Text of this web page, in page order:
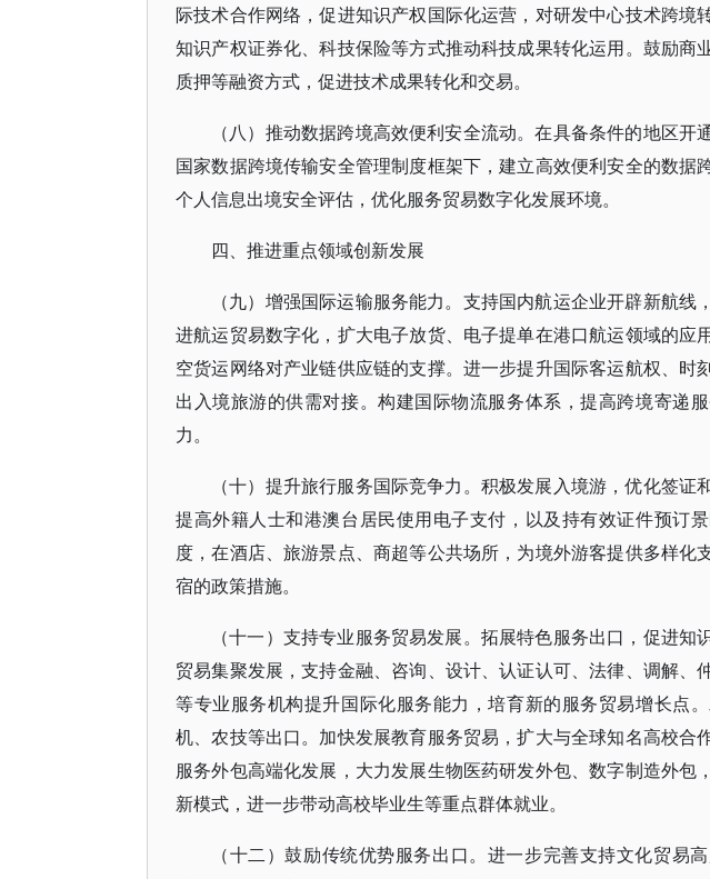
际技术合作网络，促进知识产权国际化运营，对研发中心技术跨境
知识产权证券化、科技保险等方式推动科技成果转化运用。鼓励商
质押等融资方式，促进技术成果转化和交易。
（八）推动数据跨境高效便利安全流动。在具备条件的地区
国家数据跨境传输安全管理制度框架下，建立高效便利安全的数据
个人信息出境安全评估，优化服务贸易数字化发展环境。
四、推进重点领域创新发展
（九）增强国际运输服务能力。支持国内航运企业开辟新航
进航运贸易数字化，扩大电子放货、电子提单在港口航运领域的应
空货运网络对产业链供应链的支撑。进一步提升国际客运航权、时
出入境旅游的供需对接。构建国际物流服务体系，提高跨境寄递
力。
（十）提升旅行服务国际竞争力。积极发展入境游，优化签证
提高外籍人士和港澳台居民使用电子支付，以及持有效证件预订
度，在酒店、旅游景点、商超等公共场所，为境外游客提供多样化
宿的政策措施。
（十一）支持专业服务贸易发展。拓展特色服务出口，促进
贸易集聚发展，支持金融、咨询、设计、认证认可、法律、调解、
等专业服务机构提升国际化服务能力，培育新的服务贸易增长点
机、农技等出口。加快发展教育服务贸易，扩大与全球知名高校合
服务外包高端化发展，大力发展生物医药研发外包、数字制造外包
新模式，进一步带动高校毕业生等重点群体就业。
（十二）鼓励传统优势服务出口。进一步完善支持文化贸易